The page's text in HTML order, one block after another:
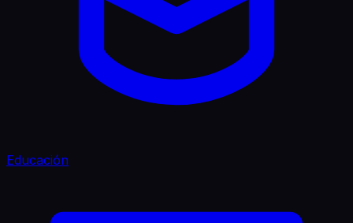
Educación